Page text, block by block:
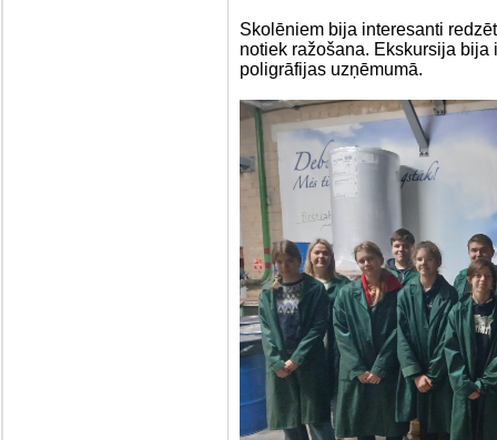
Skolēniem bija interesanti
notiek ražošana. Ekskursija
poligrāfijas uzņēmumā.